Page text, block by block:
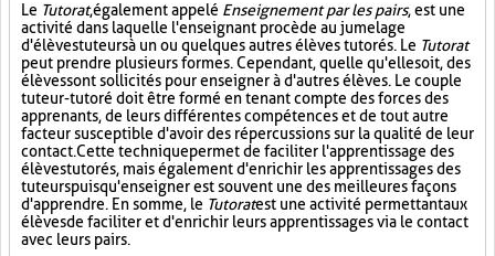
Le Tutorat, également appelé Enseignement par les pairs, est une
activité dans laquelle l'enseignant procède au jumelage
d'élèves tuteurs à un ou quelques autres élèves tutorés. Le Tutorat
peut prendre plusieurs formes. Cependant, quelle qu'elle soit, des
élèves sont sollicités pour enseigner à d'autres élèves. Le couple
tuteur-tutoré doit être formé en tenant compte des forces des
apprenants, de leurs différentes compétences et de tout autre
facteur susceptible d'avoir des répercussions sur la qualité de leur
contact. Cette technique permet de faciliter l'apprentissage des
élèves tutorés, mais également d'enrichir les apprentissages des
tuteurs puisqu'enseigner est souvent une des meilleures façons
d'apprendre. En somme, le Tutoratest une activité permettant aux
élèves de faciliter et d'enrichir leurs apprentissages via le contact
avec leurs pairs.